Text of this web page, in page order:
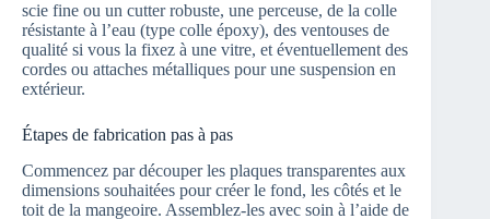
scie fine ou un cutter robuste, une perceuse, de la colle
résistante à l’eau (type colle époxy), des ventouses de
qualité si vous la fixez à une vitre, et éventuellement des
cordes ou attaches métalliques pour une suspension en
extérieur.
Étapes de fabrication pas à pas
Commencez par découper les plaques transparentes aux
dimensions souhaitées pour créer le fond, les côtés et le
toit de la mangeoire. Assemblez-les avec soin à l’aide de